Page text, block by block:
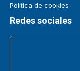
Política de cookies
Redes sociales